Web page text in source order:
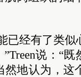
已经有了类
说：“
地认为，这